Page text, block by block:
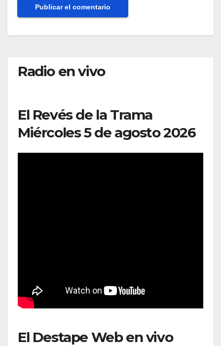
Radio en vivo
El Revés de la Trama
Miércoles 5 de agosto 2026
El Destape Web en vivo